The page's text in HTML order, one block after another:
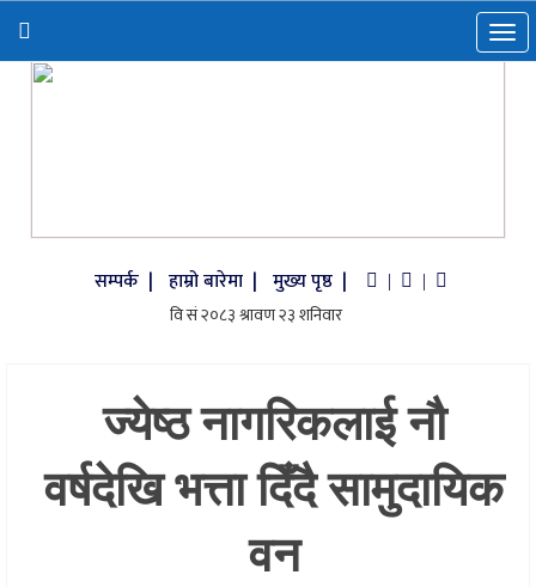
सम्पर्क | हाम्रो बारेमा | मुख्य पृष्ठ | | |
ज्येष्ठ नागरिकलाई नौ
वर्षदेखि भत्ता दिँदै सामुदायिक
वन